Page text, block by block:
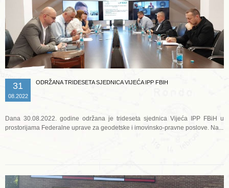
31
08.2022
ODRŽANA TRIDESETA SJEDNICA VIJEĆA IPP FBIH
Dana 30.08.2022. godine održana je trideseta sjednica Vijeća IPP FBiH u
prostorijama Federalne uprave za geodetske i imovinsko-pravne poslove. Na...